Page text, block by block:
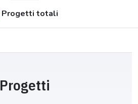
Progetti totali
Progetti